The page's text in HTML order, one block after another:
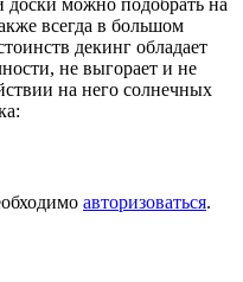
всегда в большом
декинг обладает
не выгорает и не
на него солнечных
авторизоваться.